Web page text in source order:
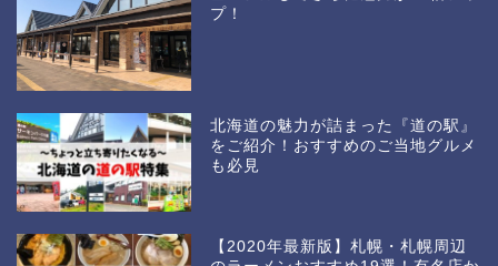
プ！
北海道の魅力が詰まった『道の駅』
をご紹介！おすすめのご当地グルメ
も必見
【2020年最新版】札幌・札幌周辺